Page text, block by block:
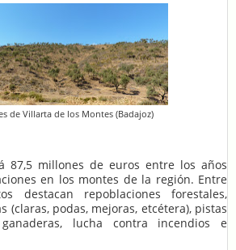
de Villarta de los Montes (Badajoz)
87,5 millones de euros entre los años
en los montes de la región. Entre
destacan repoblaciones forestales,
(claras, podas, mejoras, etcétera), pistas
lucha contra incendios e